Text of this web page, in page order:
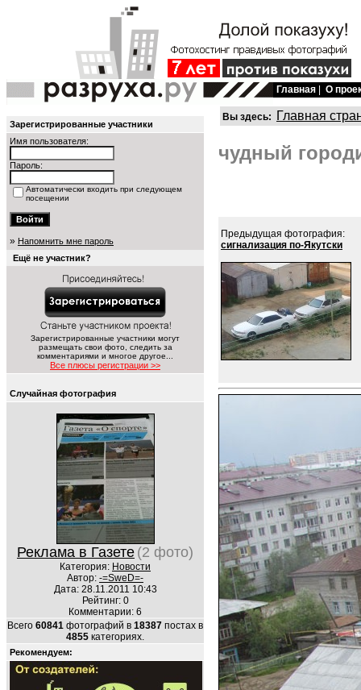
Главная О
Зарегистрированные участники
Имя пользователя:
Пароль:
Автоматически входить при следующем
посещении
» Напомнить мне пароль
Ещё не участник?
Зарегистрированные участники могут
размещать свои фото, следить за
комментариями и многое другое...
Все плюсы регистрации >>
Случайная фотография
Реклама в Газете (2 фото)
Категория: Новости
Автор: -=SweD=-
Дата: 28.11.2011 10:43
Рейтинг: 0
Комментарии: 6
Всего 60841 фотографий в 18387 постах в
4855 категориях.
Рекомендуем:
Вы здесь: Главная
чудный
Предыдущая фотография:
сигнализация по-Якутски